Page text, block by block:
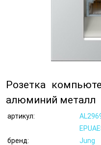
Розетка
алюминий металл
артикул:
бренд:
Jung